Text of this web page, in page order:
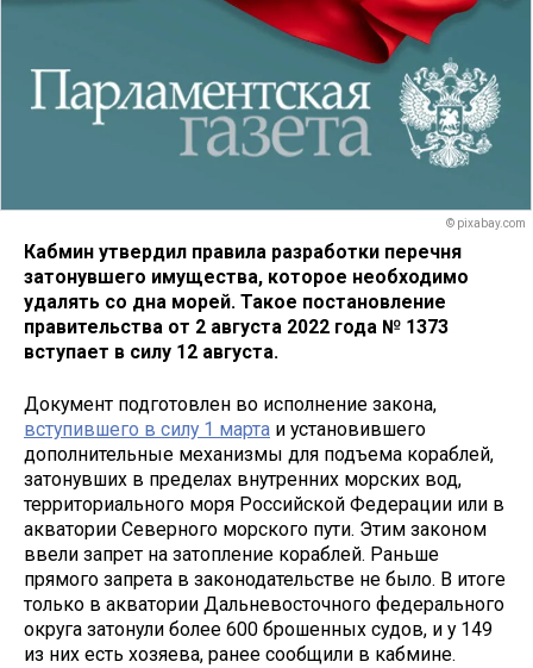
© pixabay.com
Кабмин утвердил правила разработки перечня
затонувшего имущества, которое необходимо
удалять со дна морей. Такое постановление
правительства от 2 августа 2022 года № 1373
вступает в силу 12 августа.
Документ подготовлен во исполнение закона,
вступившего в силу 1 марта и установившего
дополнительные механизмы для подъема кораблей,
затонувших в пределах внутренних морских вод,
территориального моря Российской Федерации или в
акватории Северного морского пути. Этим законом
ввели запрет на затопление кораблей. Раньше
прямого запрета в законодательстве не было. В итоге
только в акватории Дальневосточного федерального
округа затонули более 600 брошенных судов, и у 149
из них есть хозяева, ранее сообщили в кабмине.